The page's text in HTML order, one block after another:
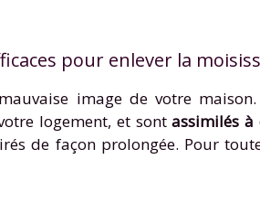
pour enlever la
image de votre
logement, et sontassimilés à
de façon prolongée. Pour